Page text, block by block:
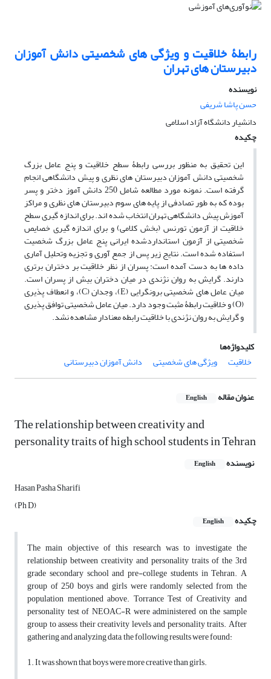
رابطۀ خلاقیت و ویژگی های شخصیتی دانش آموزان
دبیرستان های تهران
نویسنده
حسن پاشا شریفی
دانشیار دانشگاه آزاد اسلامی
چکیده
این تحقیق به منظور بررسی رابطۀ سطح خلاقیت و پنج عامل بزرگ
شخصیتی دانش آموزان دبیرستان های نظری و پیش دانشگاهی انجام
گرفته است. نمونه مورد مطالعه شامل 250 دانش آموز دختر و پسر
بوده که به طور تصادفی از پایه های سوم دبیرستان های نظری و مراکز
آموزش پیش دانشگاهی تهران انتخاب شده اند. برای اندازه گیری سطح
خلاقیت از آزمون تورنس (بخش کلامی) و برای اندازه گیری خصایص
شخصیتی از آزمون استانداردشده ایرانی پنج عامل بزرگ شخصیت
استفاده شده است. نتایج زیر پس از جمع آوری و تجزیه وتحلیل آماری
داده ها به دست آمده است: پسران از نظر خلاقیت بر دختران برتری
دارند. گرایش به روان نژندی در میان دختران بیش از پسران است.
میان عامل های شخصیتی برونگرایی (E)، وجدان (C)، و انعطاف پذیری
(O) و خلاقیت رابطۀ مثبت وجود دارد. میان عامل شخصیتی توافق پذیری
و گرایش به روان نژندی با خلاقیت رابطه معنادار مشاهده نشد.
کلیدواژه‌ها
خلاقیت
ویژگی های شخصیتی دانش آموزان دبیرستانی
عنوان مقاله English
The relationship between creativity and
personality traits of high school students in Tehran
نویسنده English
Hasan Pasha Sharifi
(Ph D)
چکیده
English
The main objective of this research was to investigate the
relationship between creativity and personality traits of the 3rd
grade secondary school and pre-college students in Tehran. A
group of 250 boys and girls were randomly selected from the
population mentioned above. Torrance Test of Creativity and
personality test of NEOAC-R were administered on the sample
group to assess their creativity levels and personality traits. After
gathering and analyzing data, the following results were found:
1. It was shown that boys were more creative than girls.